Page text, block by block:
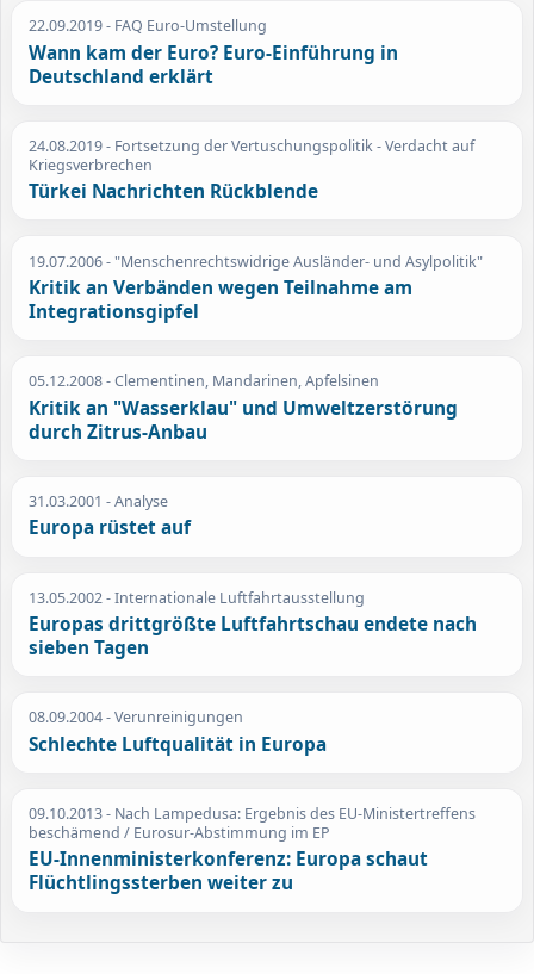
22.09.2019- FAQ Euro-Umstellung
Wann kam der Euro? Euro-Einführung in
Deutschland erklärt
24.08.2019- Fortsetzung der Vertuschungspolitik - Verdacht auf
Kriegsverbrechen
Türkei Nachrichten Rückblende
19.07.2006- "Menschenrechtswidrige Ausländer- und Asylpolitik"
Kritik an Verbänden wegen Teilnahme am
Integrationsgipfel
05.12.2008- Clementinen, Mandarinen, Apfelsinen
Kritik an "Wasserklau" und Umweltzerstörung
durch Zitrus-Anbau
31.03.2001 - Analyse
Europa rüstet auf
13.05.2002- Internationale Luftfahrtausstellung
Europas drittgrößte Luftfahrtschau endete nach
sieben Tagen
08.09.2004- Verunreinigungen
Schlechte Luftqualität in Europa
09.10.2013- Nach Lampedusa: Ergebnis des EU-Ministertreffens
beschämend / Eurosur-Abstimmung im EP
EU-Innenministerkonferenz: Europa schaut
Flüchtlingssterben weiter zu